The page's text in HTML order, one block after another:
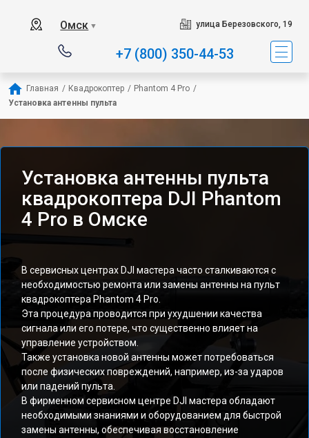
Омск ▼ улица Березовского, 19
+7 (800) 350-44-53
Главная / Квадрокоптер / Phantom 4 Pro /
Установка антенны пульта
Установка антенны пульта
квадрокоптера DJI Phantom
4 Pro в Омске
В сервисных центрах DJI мастера часто сталкиваются с
необходимостью ремонта или замены антенны на пульт
квадрокоптера Phantom 4 Pro.
Эта процедура проводится при ухудшении качества
сигнала или его потере, что существенно влияет на
управление устройством.
Также установка новой антенны может потребоваться
после физических повреждений, например, из-за ударов
или падений пульта.
В фирменном сервисном центре DJI мастера обладают
необходимыми знаниями и оборудованием для быстрой
замены антенны, обеспечивая восстановление